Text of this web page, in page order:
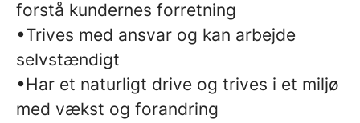
forstå kundernes forretning
•Trives med ansvar og kan arbejde
selvstændigt
•Har et naturligt drive og trives i et miljø
med vækst og forandring